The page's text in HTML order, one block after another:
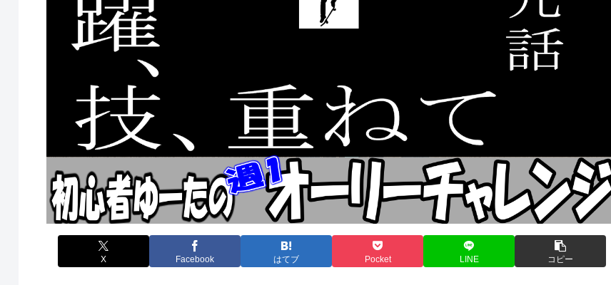
X Facebook はてブ Pocket LINE コピー